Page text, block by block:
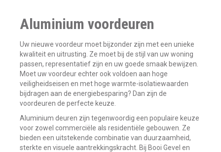
Aluminium voordeuren
Uw nieuwe voordeur moet bijzonder zijn met een unieke
kwaliteit en uitrusting. Ze moet bij de stijl van uw woning
passen, representatief zijn en uw goede smaak bewijzen.
Moet uw voordeur echter ook voldoen aan hoge
veiligheidseisen en met hoge warmte-isolatiewaarden
bijdragen aan de energiebesparing? Dan zijn de
voordeuren de perfecte keuze.
Aluminium deuren zijn tegenwoordig een populaire keuze
voor zowel commerciële als residentiële gebouwen. Ze
bieden een uitstekende combinatie van duurzaamheid,
sterkte en visuele aantrekkingskracht. Bij Booi Gevel en